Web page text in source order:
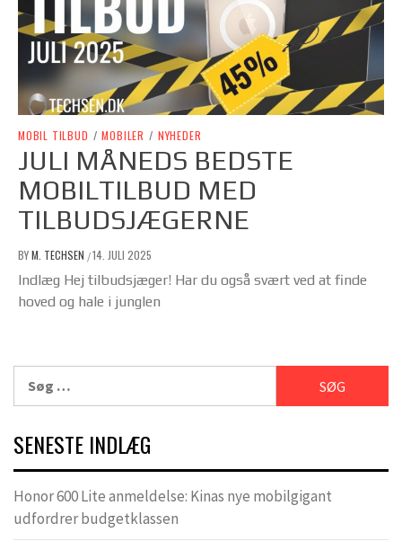
MOBIL TILBUD / MOBILER / NYHEDER
JULI MÅNEDS BEDSTE
MOBILTILBUD MED
TILBUDSJÆGERNE
BYM. TECHSEN /14. JULI 2025
Indlæg Hej tilbudsjæger! Har du også svært ved at finde
hoved og hale i junglen
efter:
SENESTE INDLÆG
Honor 600 Lite anmeldelse: Kinas nye mobilgigant
udfordrer budgetklassen